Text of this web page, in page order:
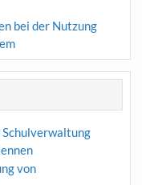
bei der Nutzung
Schulverwaltung
von